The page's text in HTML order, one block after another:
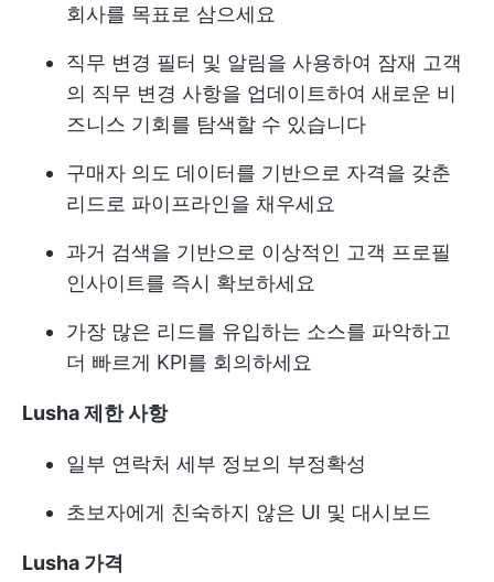
회사를 목표로 삼으세요
직무 변경 필터 및 알림을 사용하여 잠재 고객
의 직무 변경 사항을 업데이트하여 새로운 비
즈니스 기회를 탐색할 수 있습니다
구매자 의도 데이터를 기반으로 자격을 갖춘
리드로 파이프라인을 채우세요
과거 검색을 기반으로 이상적인 고객 프로필
인사이트를 즉시 확보하세요
가장 많은 리드를 유입하는 소스를 파악하고
더 빠르게 KPI를 회의하세요
Lusha 제한 사항
일부 연락처 세부 정보의 부정확성
초보자에게 친숙하지 않은 UI 및 대시보드
Lusha 가격